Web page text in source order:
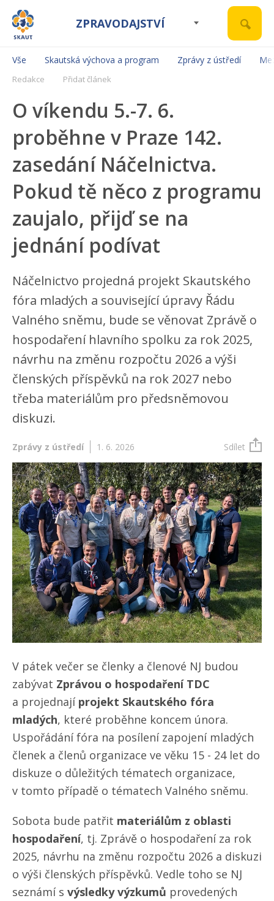
ZPRAVODAJSTVÍ
Vše Skautská výchova a program Zprávy z ústředí
Redakce Přidat článek
O víkendu 5.-7. 6.
proběhne v Praze 142.
zasedání Náčelnictva.
Pokud tě něco z programu
zaujalo, přijď se na
jednání podívat
Náčelnictvo projedná projekt Skautského
fóra mladých a související úpravy Řádu
Valného sněmu, bude se věnovat Zprávě o
hospodaření hlavního spolku za rok 2025,
návrhu na změnu rozpočtu 2026 a výši
členských příspěvků na rok 2027 nebo
třeba materiálům pro předsněmovou
diskuzi.
Zprávy z ústředí 1. 6. 2026 Sdílet
V pátek večer se členky a členové NJ budou
zabývat Zprávou o hospodaření TDC
a projednají projekt Skautského fóra
mladých, které proběhne koncem února.
Uspořádání fóra na posílení zapojení mladých
členek a členů organizace ve věku 15 - 24 let do
diskuze o důležitých tématech organizace,
v tomto případě o tématech Valného sněmu.
Sobota bude patřit materiálům z oblasti
hospodaření, tj. Zprávě o hospodaření za rok
2025, návrhu na změnu rozpočtu 2026 a diskuzi
o výši členských příspěvků. Vedle toho se NJ
seznámí s výsledky výzkumů provedených